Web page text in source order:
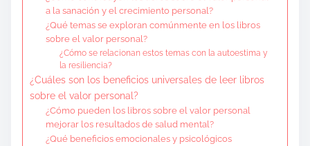
a la sanación y el crecimiento personal?
¿Qué temas se exploran comúnmente en los libros
sobre el valor personal?
¿Cómo se relacionan estos temas con la autoestima y
la resiliencia?
¿Cuáles son los beneficios universales de leer libros
sobre el valor personal?
¿Cómo pueden los libros sobre el valor personal
mejorar los resultados de salud mental?
¿Qué beneficios emocionales y psicológicos